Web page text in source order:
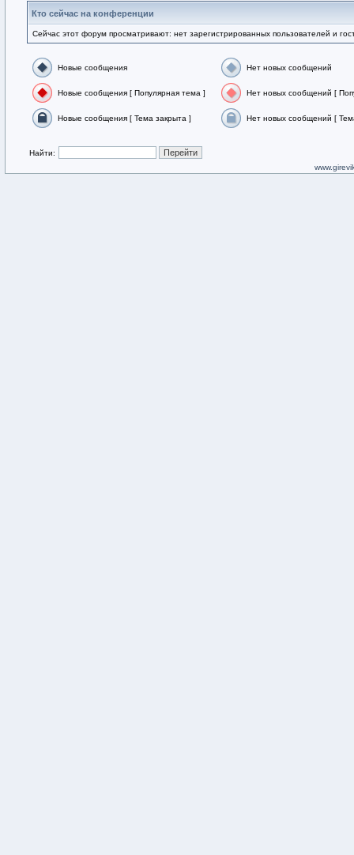
Кто сейчас на конференции
Сейчас этот форум просматривают: нет зарегистрированных пользователей и
Новые сообщения Нет новых сообщений
Новые сообщения [ Популярная тема ] Нет новых сообщений [
Новые сообщения [ Тема закрыта ] Нет новых сообщений [
Найти: